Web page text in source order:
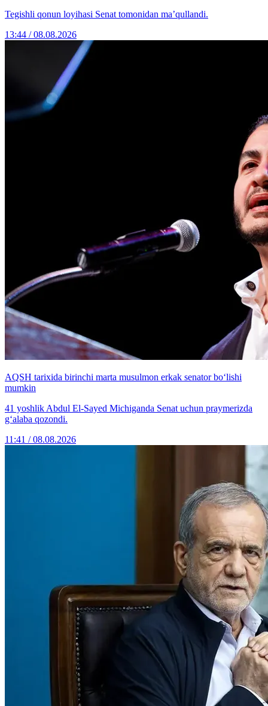
Tegishli qonun loyihasi Senat tomonidan ma’qullandi.
13:44 / 08.08.2026
AQSH tarixida birinchi marta musulmon erkak senator bo‘lishi
mumkin
41 yoshlik Abdul El-Sayed Michiganda Senat uchun praymerizda
g‘alaba qozondi.
11:41 / 08.08.2026